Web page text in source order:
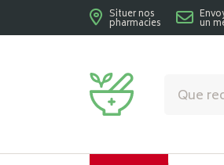
Situer nos
pharmacies un